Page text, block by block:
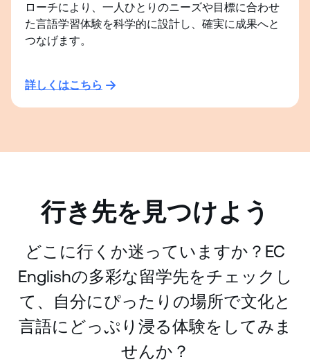
ローチにより、一人ひとりのニーズや目標に合わせ
た言語学習体験を科学的に設計し、確実に成果へと
つなげます。
詳しくはこちら
行き先を見つけよう
どこに行くか迷っていますか？EC
Englishの多彩な留学先をチェックし
て、自分にぴったりの場所で文化と
言語にどっぷり浸る体験をしてみま
せんか？